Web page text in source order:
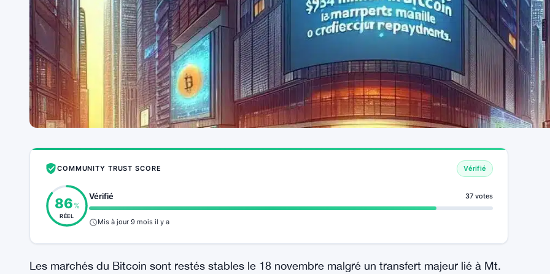
COMMUNITY TRUST SCORE Vérifié
86 %
RÉEL
Vérifié 37 votes
Mis à jour 9 mois il y a
Les marchés du Bitcoin sont restés stables le 18 novembre malgré un transfert majeur lié à Mt.